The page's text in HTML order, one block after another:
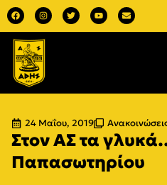
24 Μαΐου, 2019
Στον ΑΣ τα
Παπασωτηρίου